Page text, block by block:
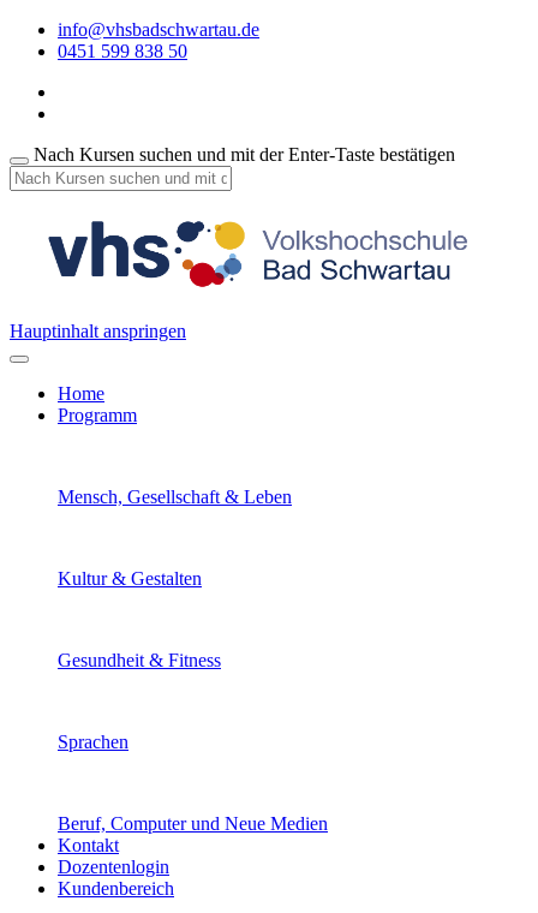
info@vhsbadschwartau.de
0451 599 838 50
Nach Kursen suchen und mit der Enter-Taste bestätigen
Hauptinhalt anspringen
Home
Programm
Mensch, Gesellschaft & Leben
Kultur & Gestalten
Gesundheit & Fitness
Sprachen
Beruf, Computer und Neue Medien
Kontakt
Dozentenlogin
Kundenbereich